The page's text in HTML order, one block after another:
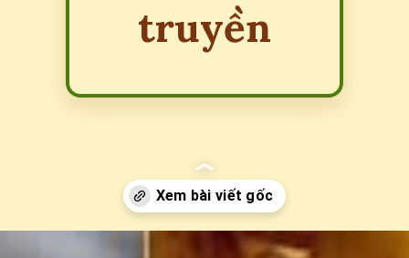
truyền